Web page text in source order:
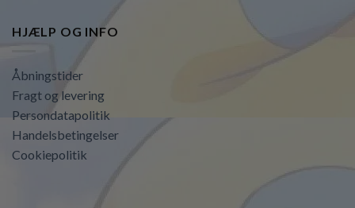
HJÆLP OG INFO
Åbningstider
Fragt og levering
Persondatapolitik
Handelsbetingelser
Cookiepolitik